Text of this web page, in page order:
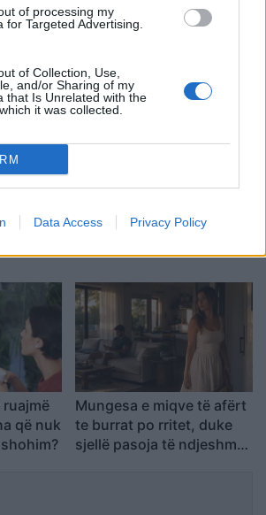
of processing my
for Targeted Advertising.
of Collection, Use,
and/or Sharing of my
that Is Unrelated with the
it was collected.
Data Access Privacy Policy
butonin e ashensorit edhe
kthen çdo bisedë te vetja?
pas kësaj sjelljeje
që nuk
Mungesa e miqve të afërt
te burrat po rritet, duke
sjellë pasoja të ndjeshme